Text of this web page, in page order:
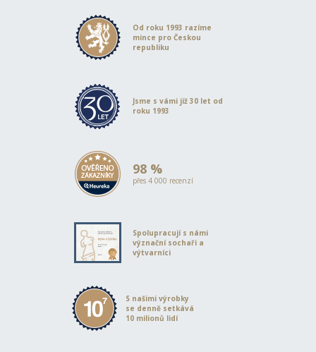
Od roku 1993 razíme
mince pro Českou
republiku
Jsme s vámi již 30 let od
roku 1993
98 %
přes 4 000 recenzí
Spolupracují s námi
význační sochaři a
výtvarníci
S našimi výrobky
se denně setkává
10 milionů lidí